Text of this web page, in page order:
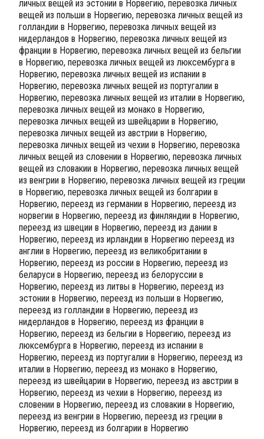
личных вещей из эстонии в Норвегию, перевозка личных
вещей из польши в Норвегию, перевозка личных вещей из
голландии в Норвегию, перевозка личных вещей из
нидерландов в Норвегию, перевозка личных вещей из
франции в Норвегию, перевозка личных вещей из бельгии
в Норвегию, перевозка личных вещей из люксембурга в
Норвегию, перевозка личных вещей из испании в
Норвегию, перевозка личных вещей из португалии в
Норвегию, перевозка личных вещей из италии в Норвегию,
перевозка личных вещей из монако в Норвегию,
перевозка личных вещей из швейцарии в Норвегию,
перевозка личных вещей из австрии в Норвегию,
перевозка личных вещей из чехии в Норвегию, перевозка
личных вещей из словении в Норвегию, перевозка личных
вещей из словакии в Норвегию, перевозка личных вещей
из венгрии в Норвегию, перевозка личных вещей из греции
в Норвегию, перевозка личных вещей из болгарии в
Норвегию, переезд из германии в Норвегию, переезд из
норвегии в Норвегию, переезд из финляндии в Норвегию,
переезд из швеции в Норвегию, переезд из дании в
Норвегию, переезд из ирландии в Норвегию переезд из
англии в Норвегию, переезд из великобритании в
Норвегию, переезд из россии в Норвегию, переезд из
беларуси в Норвегию, переезд из белоруссии в
Норвегию, переезд из литвы в Норвегию, переезд из
эстонии в Норвегию, переезд из польши в Норвегию,
переезд из голландии в Норвегию, переезд из
нидерландов в Норвегию, переезд из франции в
Норвегию, переезд из бельгии в Норвегию, переезд из
люксембурга в Норвегию, переезд из испании в
Норвегию, переезд из португалии в Норвегию, переезд из
италии в Норвегию, переезд из монако в Норвегию,
переезд из швейцарии в Норвегию, переезд из австрии в
Норвегию, переезд из чехии в Норвегию, переезд из
словении в Норвегию, переезд из словакии в Норвегию,
переезд из венгрии в Норвегию, переезд из греции в
Норвегию, переезд из болгарии в Норвегию